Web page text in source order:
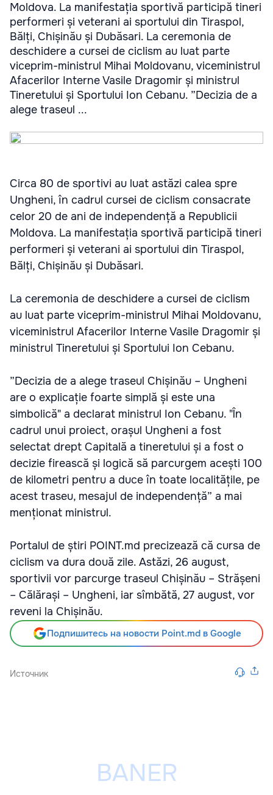
Moldova. La manifestația sportivă participă tineri
performeri și veterani ai sportului din Tiraspol,
Bălți, Chișinău și Dubăsari. La ceremonia de
deschidere a cursei de ciclism au luat parte
viceprim-ministrul Mihai Moldovanu, viceministrul
Afacerilor Interne Vasile Dragomir și ministrul
Tineretului și Sportului Ion Cebanu. ”Decizia de a
alege traseul ...
Circa 80 de sportivi au luat astăzi calea spre
Ungheni, în cadrul cursei de ciclism consacrate
celor 20 de ani de independență a Republicii
Moldova. La manifestația sportivă participă tineri
performeri și veterani ai sportului din Tiraspol,
Bălți, Chișinău și Dubăsari.
La ceremonia de deschidere a cursei de ciclism
au luat parte viceprim-ministrul Mihai Moldovanu,
viceministrul Afacerilor Interne Vasile Dragomir și
ministrul Tineretului și Sportului Ion Cebanu.
”Decizia de a alege traseul Chișinău – Ungheni
are o explicație foarte simplă și este una
simbolică" a declarat ministrul Ion Cebanu. "În
cadrul unui proiect, orașul Ungheni a fost
selectat drept Capitală a tineretului și a fost o
decizie firească și logică să parcurgem acești 100
de kilometri pentru a duce în toate localitățile, pe
acest traseu, mesajul de independență” a mai
menționat ministrul.
Portalul de știri POINT.md precizează că cursa de
ciclism va dura două zile. Astăzi, 26 august,
sportivii vor parcurge traseul Chișinău – Strășeni
– Călărași – Ungheni, iar sîmbătă, 27 august, vor
reveni la Chișinău.
Подпишитесь на новости Point.md в Google
Источник